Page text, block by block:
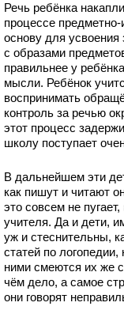
Речь ребёнка
процессе предметно-
основу для
с образами
правильнее у
мысли. Ребёнок
воспринимать
контроль за речью
этот процесс
школу поступает
В дальнейшем эти
как пишут и читают
это совсем не
учителя. Да и дети,
уж и стеснительны,
статей по логопедии,
ними смеются их же
чём дело, а самое
они говорят